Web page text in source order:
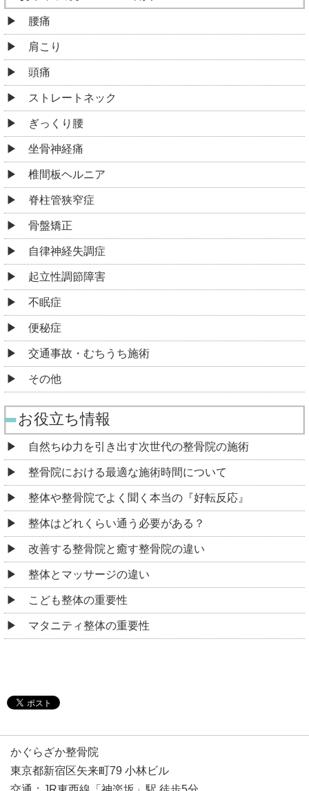
腰痛
肩こり
頭痛
ストレートネック
ぎっくり腰
坐骨神経痛
椎間板ヘルニア
脊柱管狭窄症
骨盤矯正
自律神経失調症
起立性調節障害
不眠症
便秘症
交通事故・むちうち施術
その他
お役立ち情報
自然ちゆ力を引き出す次世代の整骨院の施術
整骨院における最適な施術時間について
整体や整骨院でよく聞く本当の『好転反応』
整体はどれくらい通う必要がある？
改善する整骨院と癒す整骨院の違い
整体とマッサージの違い
こども整体の重要性
マタニティ整体の重要性
かぐらざか整骨院
東京都新宿区矢来町79 小林ビル